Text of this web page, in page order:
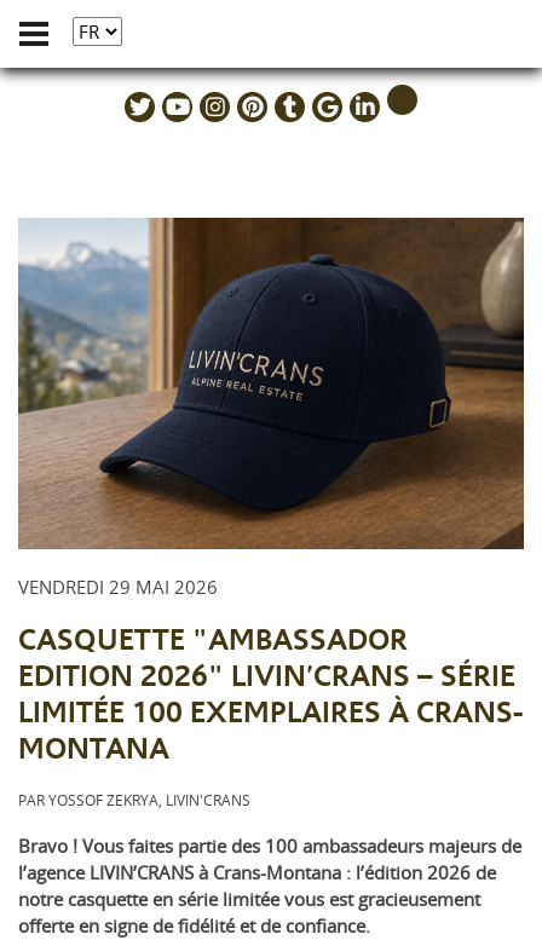
VENDREDI 29 MAI 2026
CASQUETTE "AMBASSADOR
EDITION 2026" LIVIN’CRANS – SÉRIE
LIMITÉE 100 EXEMPLAIRES À CRANS-
MONTANA
PAR YOSSOF ZEKRYA, LIVIN'CRANS
Bravo ! Vous faites partie des 100 ambassadeurs majeurs de
l’agence LIVIN’CRANS à Crans-Montana : l’édition 2026 de
notre casquette en série limitée vous est gracieusement
offerte en signe de fidélité et de confiance.